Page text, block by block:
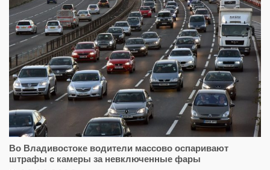
Во Владивостоке водители массово оспаривают
штрафы с камеры за невключенные фары